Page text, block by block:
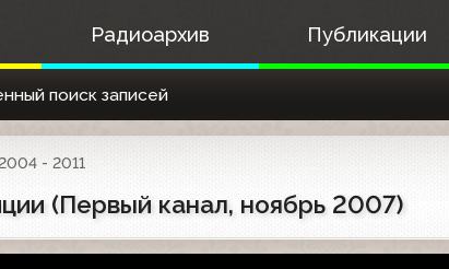
Радиоархив Публикации
поиск записей
- 2011
(Первый канал, ноябрь 2007)